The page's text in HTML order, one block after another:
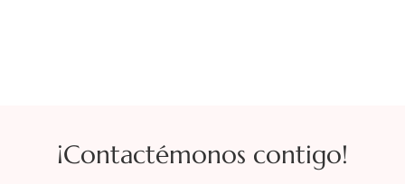
¡Contactémonos contigo!